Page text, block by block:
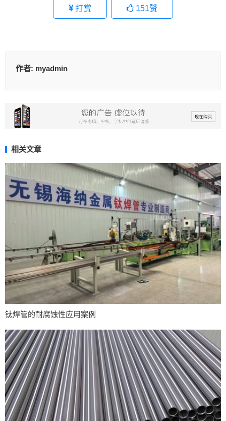
打赏 151赞
作者: myadmin
相关文章
钛焊管的耐腐蚀性应用案例